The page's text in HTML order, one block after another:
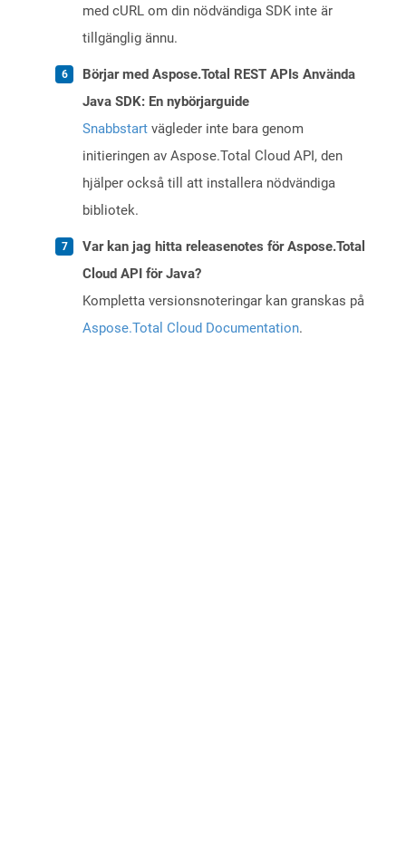
med cURL om din nödvändiga SDK inte är
tillgänglig ännu.
Börjar med Aspose.Total REST APIs Använda
Java SDK: En nybörjarguide
Snabbstart vägleder inte bara genom
initieringen av Aspose.Total Cloud API, den
hjälper också till att installera nödvändiga
bibliotek.
Var kan jag hitta releasenotes för Aspose.Total
Cloud API för Java?
Kompletta versionsnoteringar kan granskas på
Aspose.Total Cloud Documentation.